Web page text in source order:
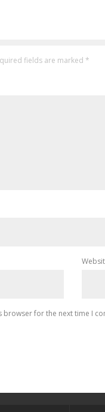
fields are marked *
browser for the next time I